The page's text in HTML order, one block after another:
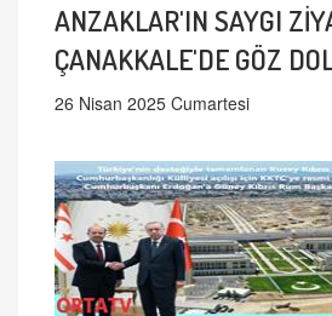
ANZAKLAR'IN SAYGI
ÇANAKKALE'DE GÖZ
26 Nisan 2025 Cumartesi